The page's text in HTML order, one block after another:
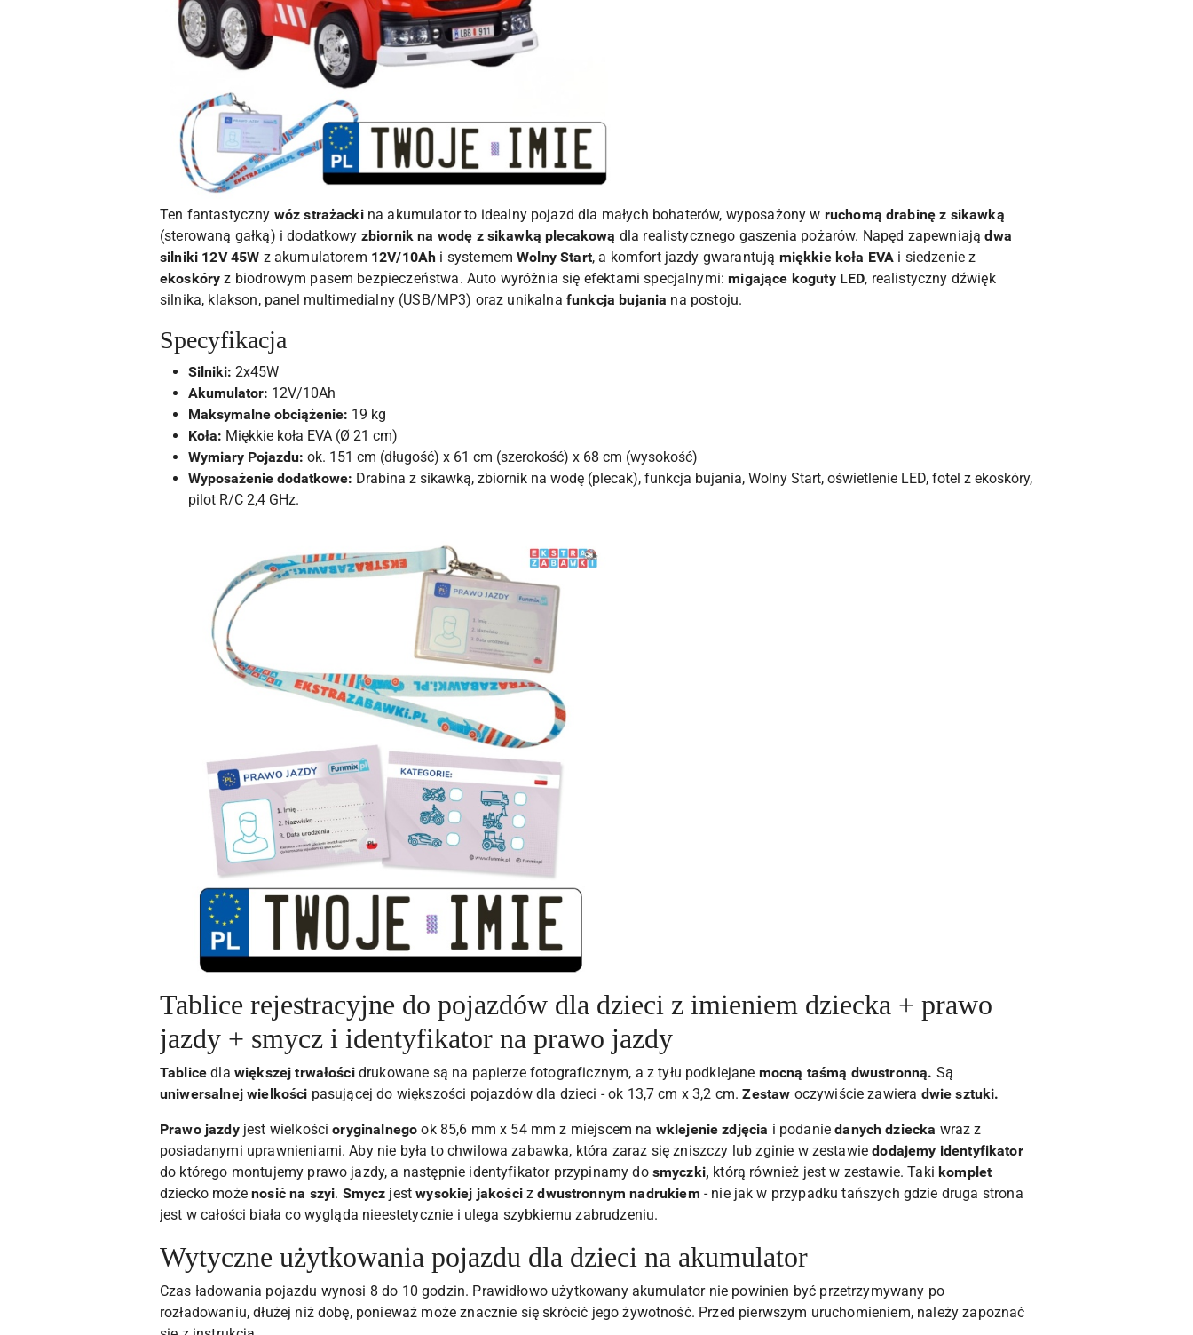
Ten fantastyczny wóz strażackina akumulator to idealny pojazd dla małych bohaterów, wyposażony w ruchomą drabinę z sikawką
(sterowaną gałką) i dodatkowy zbiornik na wodę z sikawką plecakową dla realistycznego gaszenia pożarów. Napęd zapewniajądwa
silniki 12V 45W z akumulatorem 12V/10Ah i systememWolny Start, a komfort jazdy gwarantują miękkie koła EVA i siedzenie z
ekoskóry z biodrowym pasem bezpieczeństwa. Auto wyróżnia się efektami specjalnymi:migające koguty LED, realistyczny dźwięk
silnika, klakson, panel multimedialny (USB/MP3) oraz unikalna funkcja bujania na postoju.
Specyfikacja
Silniki: 2x45W
Akumulator: 12V/10Ah
Maksymalne obciążenie: 19 kg
Koła: Miękkie koła EVA (Ø 21 cm)
Wymiary Pojazdu: ok. 151 cm (długość) x 61 cm (szerokość) x 68 cm (wysokość)
Wyposażenie dodatkowe: Drabina z sikawką, zbiornik na wodę (plecak), funkcja bujania, Wolny Start, oświetlenie LED, fotel z ekoskóry,
pilot R/C 2,4 GHz.
Tablice rejestracyjne do pojazdów dla dzieci z imieniem dziecka + prawo
jazdy + smycz i identyfikator na prawo jazdy
Tablice dla większej trwałościdrukowane są na papierze fotograficznym, a z tyłu podklejane mocną taśmą dwustronną. Są
uniwersalnej wielkości pasującej do większości pojazdów dla dzieci - ok 13,7 cm x 3,2 cm.Zestaw oczywiście zawiera dwie sztuki.
Prawo jazdyjest wielkościoryginalnego ok 85,6 mm x 54 mm z miejscem na wklejenie zdjęcia i podaniedanych dziecka wraz z
posiadanymi uprawnieniami. Aby nie była to chwilowa zabawka, która zaraz się zniszczy lub zginie w zestawiedodajemy identyfikator
do którego montujemy prawo jazdy, a następnie identyfikator przypinamy do smyczki, którą również jest w zestawie. Takikomplet
dziecko możenosić na szyi. Smycz jestwysokiej jakościzdwustronnym nadrukiem - nie jak w przypadku tańszych gdzie druga strona
jest w całości biała co wygląda nieestetycznie i ulega szybkiemu zabrudzeniu.
Wytyczne użytkowania pojazdu dla dzieci na akumulator
Czas ładowania pojazdu wynosi 8 do 10 godzin. Prawidłowo użytkowany akumulator nie powinien być przetrzymywany po
rozładowaniu, dłużej niż dobę, ponieważ może znacznie się skrócić jego żywotność. Przed pierwszym uruchomieniem, należy zapoznać